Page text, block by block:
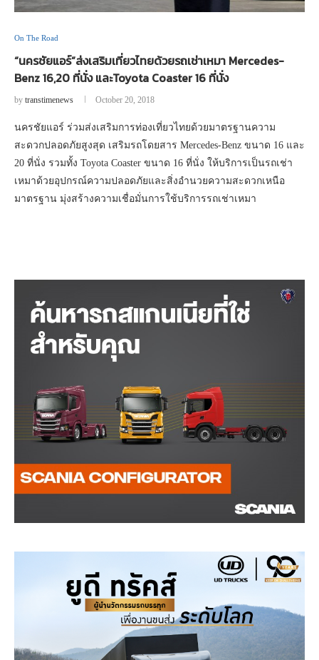
On The Road
“นครชัยแอร์”ส่งเสริมเที่ยวไทยด้วยรถเช่าเหมา Mercedes-
Benz 16,20 ที่นั่ง และToyota Coaster 16 ที่นั่ง
by transtimenews October 20, 2018
นครชัยแอร์ ร่วมส่งเสริมการท่องเที่ยวไทยด้วยมาตรฐานความ
สะดวกปลอดภัยสูงสุด เสริมรถโดยสาร Mercedes-Benz ขนาด 16 และ
20 ที่นั่ง รวมทั้ง Toyota Coaster ขนาด 16 ที่นั่ง ให้บริการเป็นรถเช่า
เหมาด้วยอุปกรณ์ความปลอดภัยและสิ่งอำนวยความสะดวกเหนือ
มาตรฐาน มุ่งสร้างความเชื่อมั่นการใช้บริการรถเช่าเหมา